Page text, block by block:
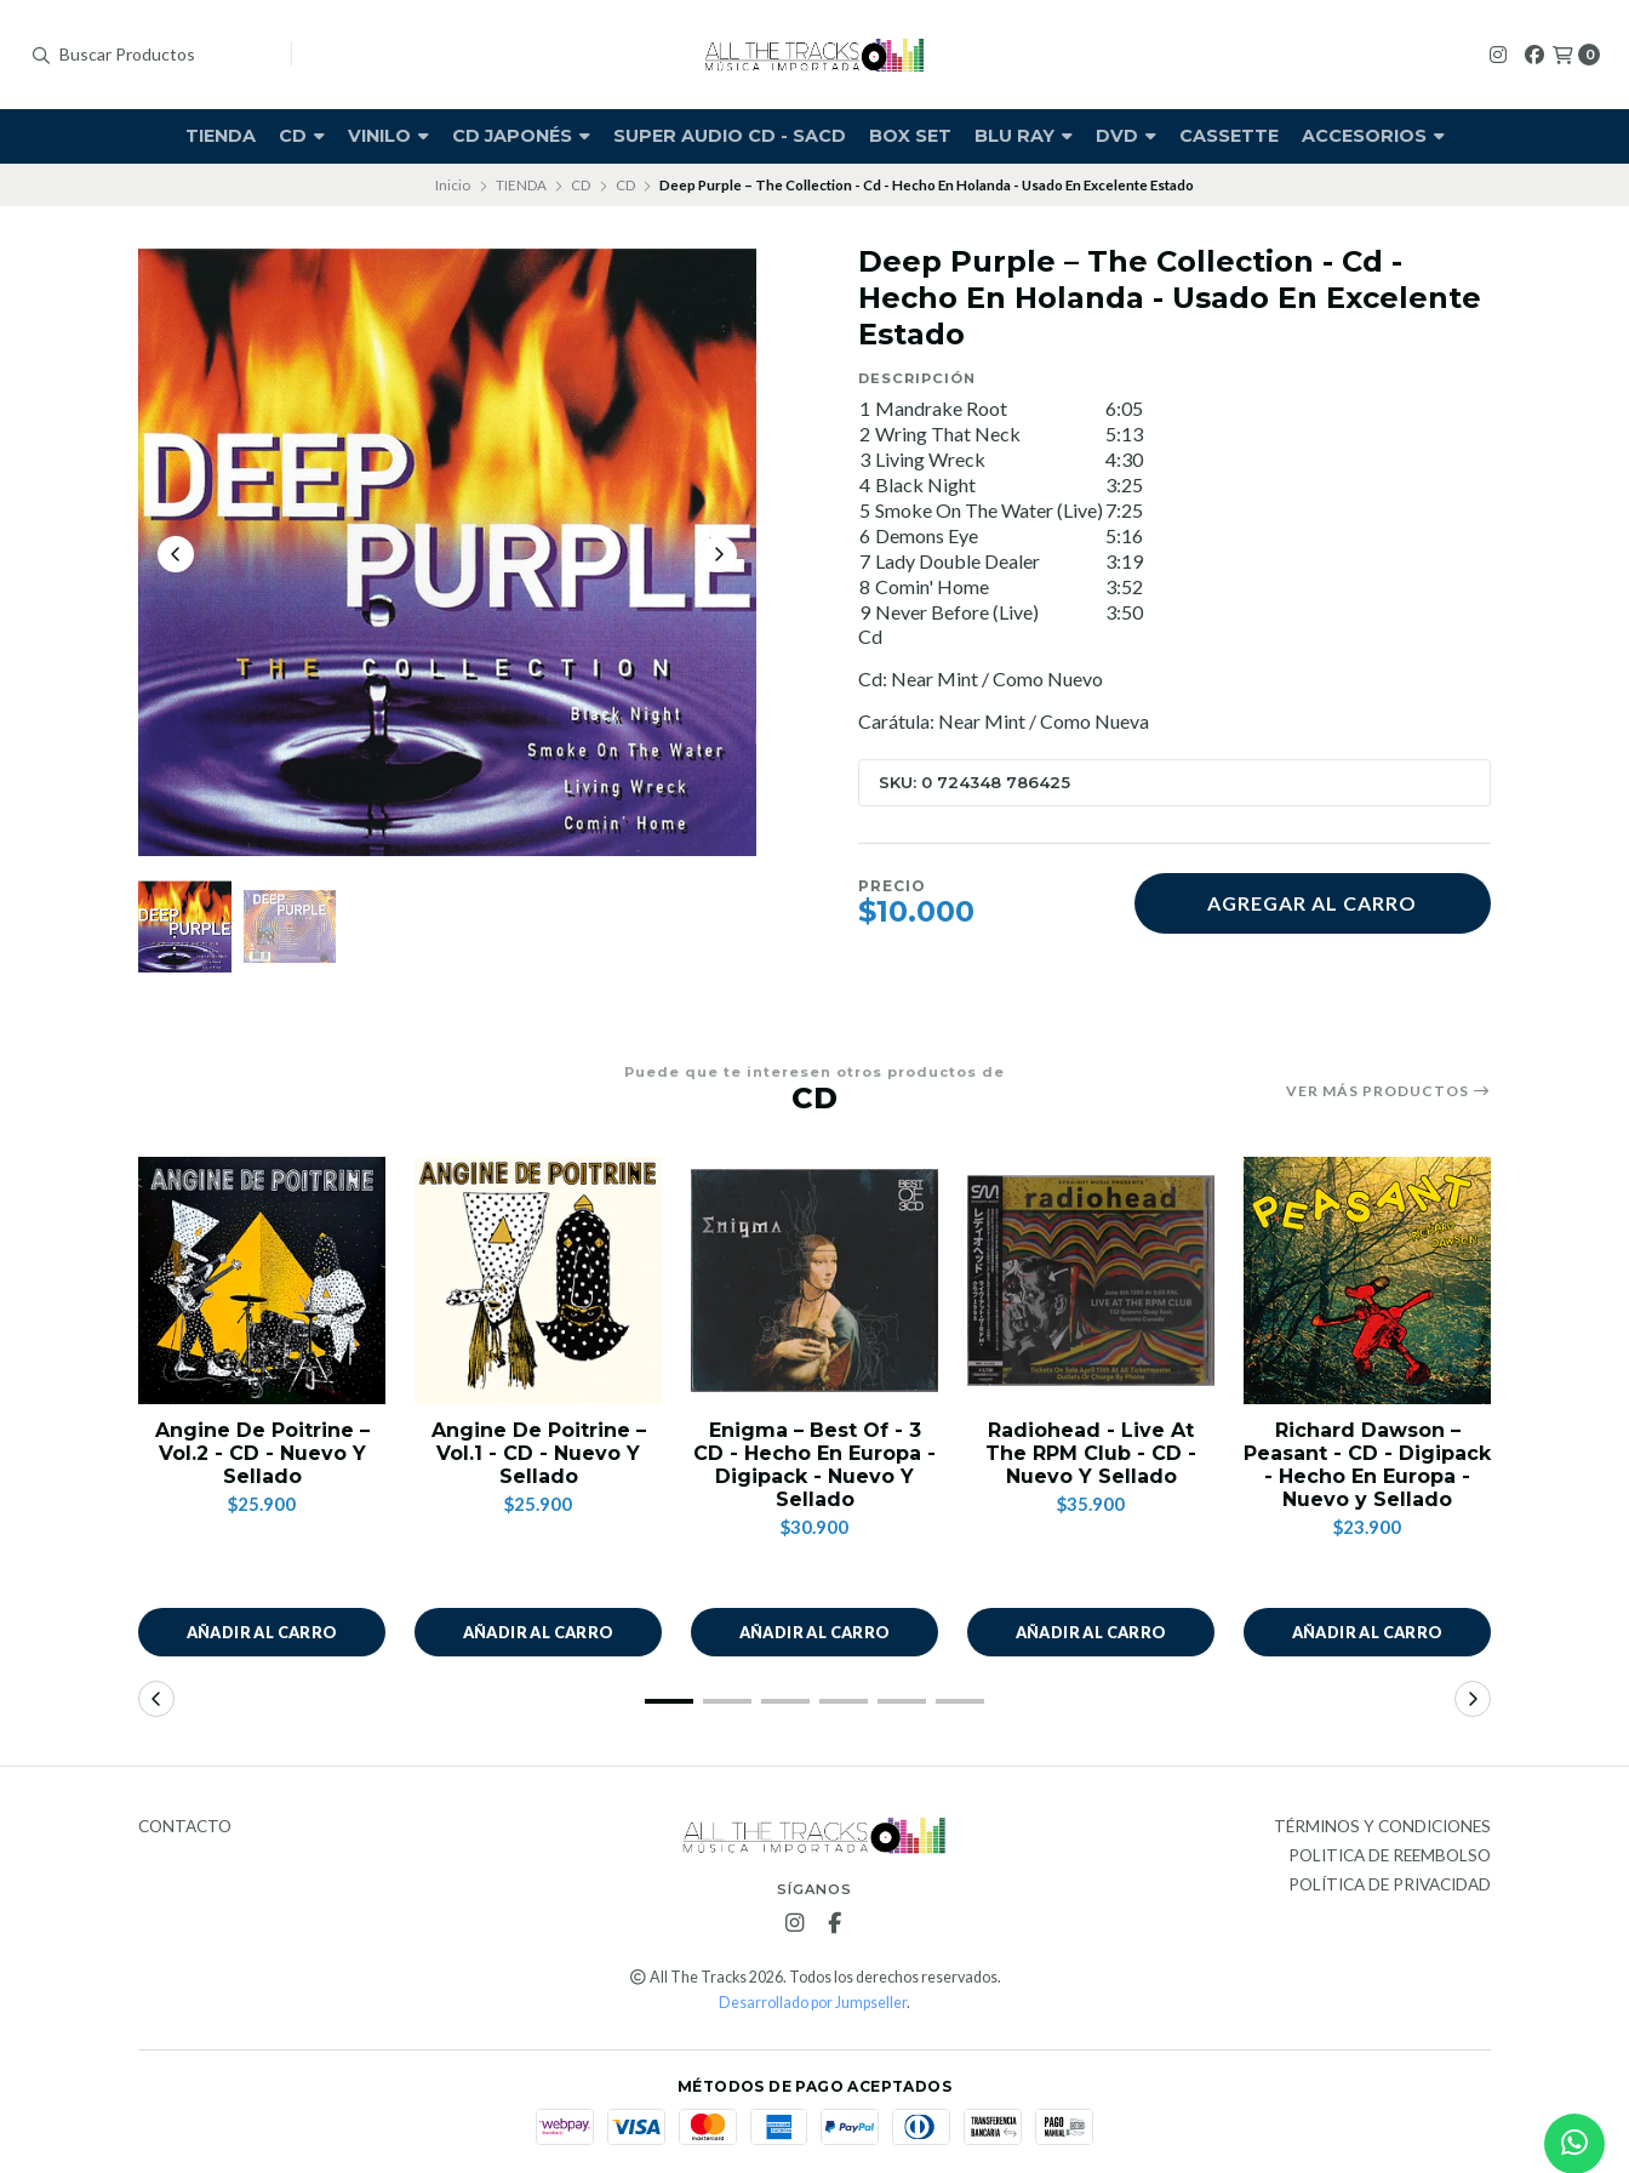
0
TIENDA CD VINILO CD JAPONÉS SUPER AUDIO CD - SACD BOX SET BLU RAY DVD CASSETTE ACCESORIOS
Inicio TIENDA CD CD Deep Purple – The Collection - Cd - Hecho En Holanda - Usado En Excelente Estado
Deep Purple – The Collection - Cd -
Hecho En Holanda - Usado En Excelente
Estado
DESCRIPCIÓN
1 Mandrake Root
6:05
2 Wring That Neck
5:13
3 Living Wreck
4:30
4 Black Night
3:25
5 Smoke On The Water (Live) 7:25
6 Demons Eye
5:16
7 Lady Double Dealer
3:19
8 Comin' Home
3:52
9 Never Before (Live)
3:50
Cd
Cd: Near Mint / Como Nuevo
Carátula: Near Mint / Como Nueva
SKU: 0 724348 786425
PRECIO
$10.000 AGREGAR AL CARRO
Puede que te interesen otros productos de
CD VER MÁS PRODUCTOS
Angine De Poitrine –
Vol.2 - CD - Nuevo Y
Sellado
$25.900
AÑADIR AL CARRO
Angine De Poitrine –
Vol.1 - CD - Nuevo Y
Sellado
$25.900
AÑADIR AL CARRO
Enigma – Best Of - 3
CD - Hecho En Europa -
Digipack - Nuevo Y
Sellado
$30.900
AÑADIR AL CARRO
Radiohead - Live At
The RPM Club - CD -
Nuevo Y Sellado
$35.900
AÑADIR AL CARRO
Richard Dawson –
Peasant - CD - Digipack
- Hecho En Europa -
Nuevo y Sellado
$23.900
AÑADIR AL CARRO
SÍGANOS
All The Tracks 2026. Todos los derechos reservados.
Desarrollado por Jumpseller.
CONTACTO
TÉRMINOS Y CONDICIONES
POLITICA DE REEMBOLSO
POLÍTICA DE PRIVACIDAD
MÉTODOS DE PAGO ACEPTADOS